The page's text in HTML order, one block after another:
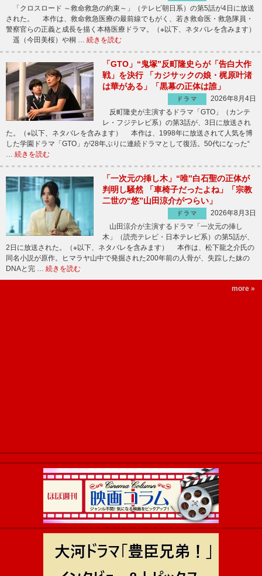
「クロスロード ～救命救急の約束～」（テレビ朝日系）の第5話が4日に放送
された。 本作は、救命救急医療の最前線でもがく、若き救命医・救急隊員・
警察官らの正義と成長を描く本格医療ドラマ。（※以下、ネタバレを含みます）
遥（今田美桜）や桐 … 続きを読む
「GTO」“鬼塚”反町隆史らが「告白大作
戦」を決行 「カジサックの娘・梶原叶渚
は華がある」「黒幕の正体は誰」
ドラマ
2026年8月4日
反町隆史が主演するドラマ「GTO」（カンテ
レ・フジテレビ系）の第3話が、3日に放送され
た。（※以下、ネタバレを含みます） 本作は、1998年に放送されて人気を博
した学園ドラマ「GTO」が28年ぶりに連続ドラマとして復活。50代になった“
… 続きを読む
「一次元の挿し木」“唯”白石聖の正体が
判明し騒然 「車椅子だったよね」「宗教
二世の“悠”山田涼介がつらい」
ドラマ
2026年8月3日
山田涼介が主演するドラマ「一次元の挿し
木」（読売テレビ・日本テレビ系）の第5話が、
2日に放送された。（※以下、ネタバレを含みます） 本作は、松下龍之介氏の
同名小説が原作。ヒマラヤ山中で発掘された200年前の人骨が、失踪した妹の
DNAと完 … 続きを読む
more »